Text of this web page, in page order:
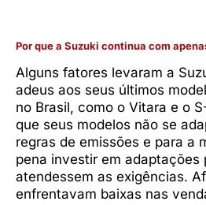
Por que a Suzuki continua com
Alguns fatores levaram a
adeus aos seus últimos
no Brasil, como o Vitara e o
que seus modelos não se
regras de emissões e para a
pena investir em adaptações
atendessem as exigências.
enfrentavam baixas nas